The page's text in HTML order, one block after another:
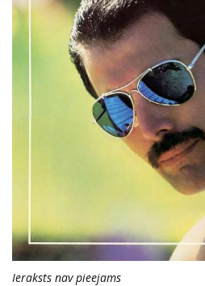
Ieraksts nav pieejams